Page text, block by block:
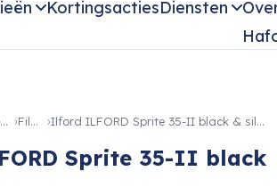
KortingsactiesDiensten
Analoog Films Ilford ILFORD Sprite 35-II black & silver
Sprite 35-II black